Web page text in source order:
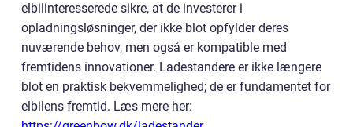
elbilinteresserede sikre, at de investerer i
opladningsløsninger, der ikke blot opfylder deres
nuværende behov, men også er kompatible med
fremtidens innovationer. Ladestandere er ikke længere
blot en praktisk bekvemmelighed; de er fundamentet for
elbilens fremtid. Læs mere her: